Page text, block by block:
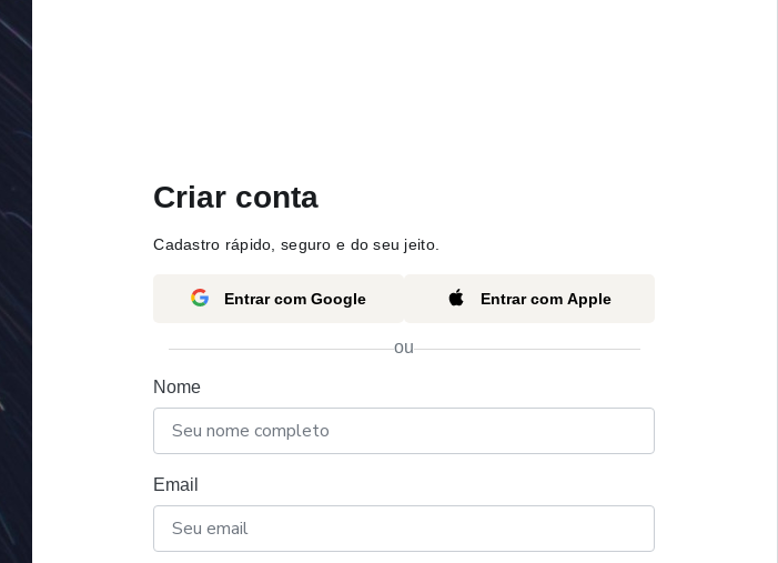
Criar conta
Cadastro rápido, seguro e do seu jeito.
Entrar com Google Entrar com Apple
ou
Nome
Email